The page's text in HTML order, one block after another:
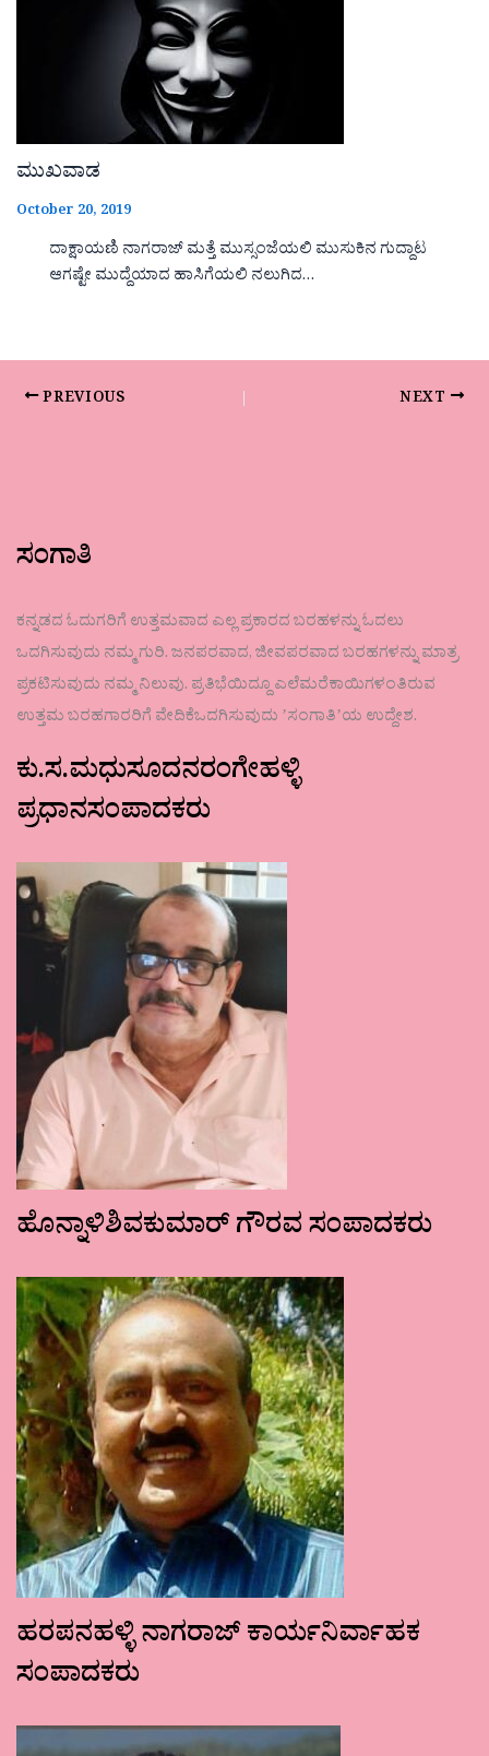
ಮುಖವಾಡ
October 20, 2019
ದಾಕ್ಷಾಯಣಿ ನಾಗರಾಜ್ ಮತ್ತೆ ಮುಸ್ಸಂಜೆಯಲಿ ಮುಸುಕಿನ ಗುದ್ದಾಟ
ಆಗಷ್ಟೇ ಮುದ್ದೆಯಾದ ಹಾಸಿಗೆಯಲಿ ನಲುಗಿದ…
PREVIOUS NEXT
ಸಂಗಾತಿ
ಕನ್ನಡದ ಓದುಗರಿಗೆ ಉತ್ತಮವಾದ ಎಲ್ಲ ಪ್ರಕಾರದ ಬರಹಳನ್ನು ಓದಲು
ಒದಗಿಸುವುದು ನಮ್ಮ ಗುರಿ. ಜನಪರವಾದ, ಜೀವಪರವಾದ ಬರಹಗಳನ್ನು ಮಾತ್ರ
ಪ್ರಕಟಿಸುವುದು ನಮ್ಮ ನಿಲುವು. ಪ್ರತಿಭೆಯಿದ್ದೂ ಎಲೆಮರೆಕಾಯಿಗಳಂತಿರುವ
ಉತ್ತಮ ಬರಹಗಾರರಿಗೆ ವೇದಿಕೆಒದಗಿಸುವುದು ʼಸಂಗಾತಿʼಯ ಉದ್ದೇಶ.
ಕು.ಸ.ಮಧುಸೂದನರಂಗೇಹಳ್ಳಿ
ಪ್ರಧಾನಸಂಪಾದಕರು
ಹೊನ್ನಾಳಿಶಿವಕುಮಾರ್ ಗೌರವ ಸಂಪಾದಕರು
ಹರಪನಹಳ್ಳಿ ನಾಗರಾಜ್ ಕಾರ್ಯನಿರ್ವಾಹಕ
ಸಂಪಾದಕರು